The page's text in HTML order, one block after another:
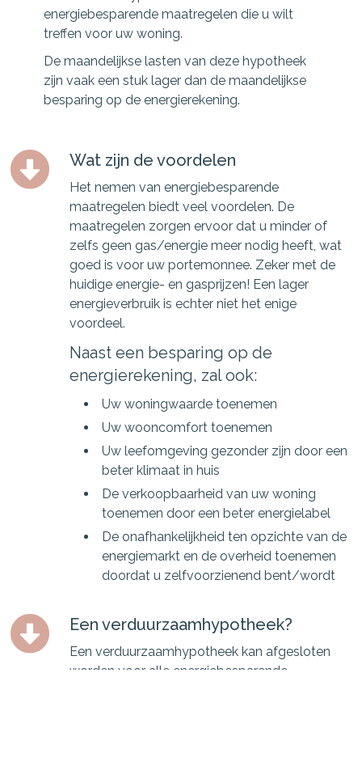
energiebesparende maatregelen die u wilt
treffen voor uw woning.
De maandelijkse lasten van deze hypotheek
zijn vaak een stuk lager dan de maandelijkse
besparing op de energierekening.
Wat zijn de voordelen
Het nemen van energiebesparende
maatregelen biedt veel voordelen. De
maatregelen zorgen ervoor dat u minder of
zelfs geen gas/energie meer nodig heeft, wat
goed is voor uw portemonnee. Zeker met de
huidige energie- en gasprijzen! Een lager
energieverbruik is echter niet het enige
voordeel.
Naast een besparing op de
energierekening, zal ook:
Uw woningwaarde toenemen
Uw wooncomfort toenemen
Uw leefomgeving gezonder zijn door een
beter klimaat in huis
De verkoopbaarheid van uw woning
toenemen door een beter energielabel
De onafhankelijkheid ten opzichte van de
energiemarkt en de overheid toenemen
doordat u zelfvoorzienend bent/wordt
Een verduurzaamhypotheek?
Een verduurzaamhypotheek kan afgesloten
worden voor alle energiebesparende